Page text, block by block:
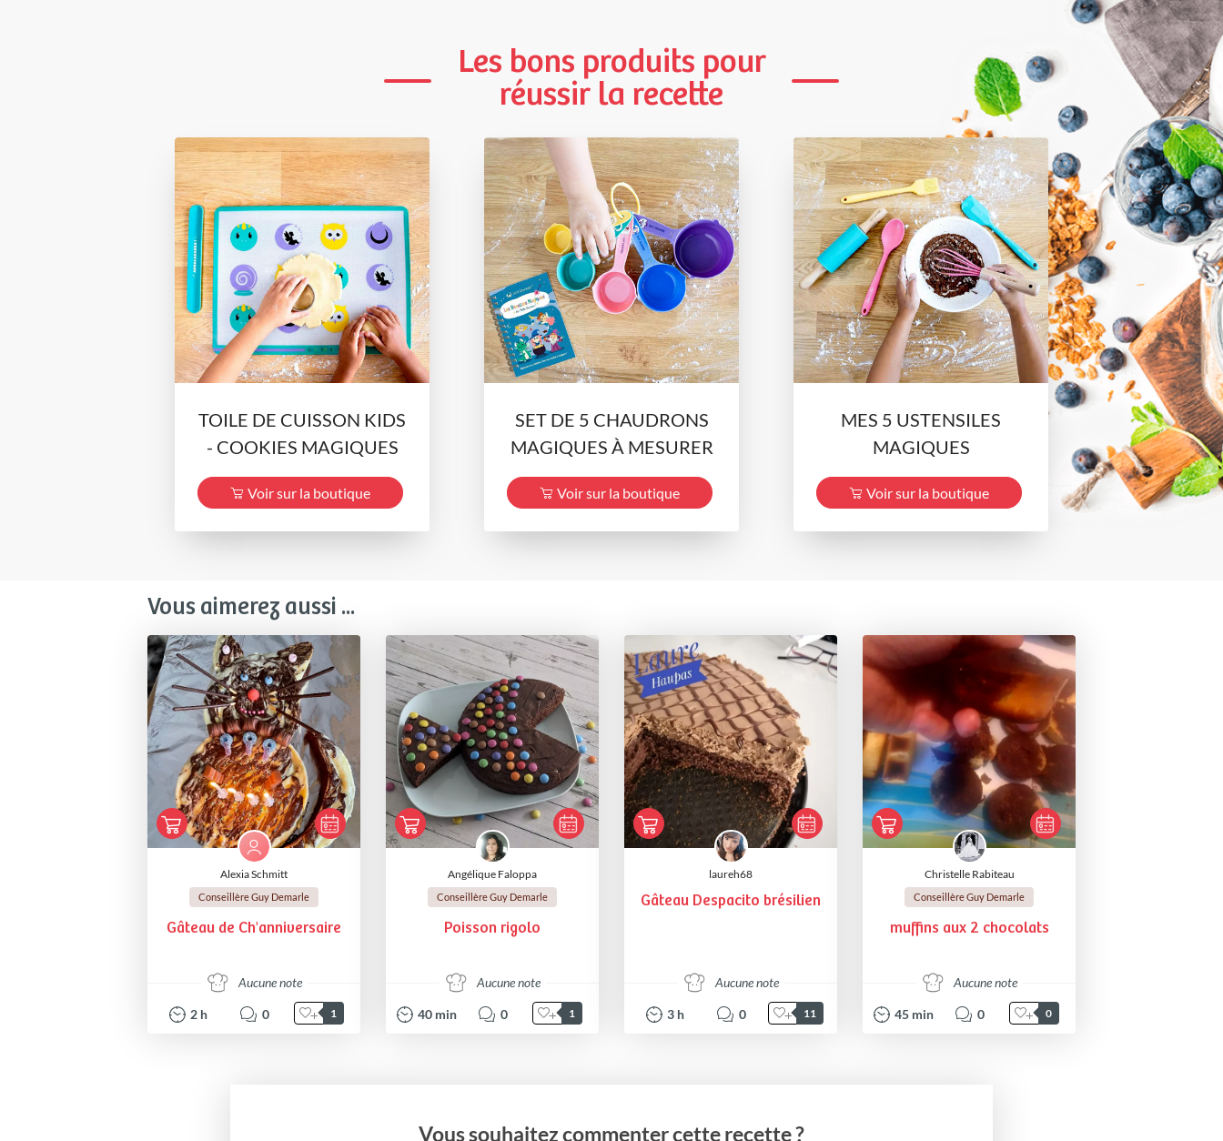
Les bons produits pour
réussir la recette
TOILE DE CUISSON KIDS
- COOKIES MAGIQUES
Voir sur la boutique
SET DE 5 CHAUDRONS
MAGIQUES À MESURER
Voir sur la boutique
MES 5 USTENSILES
MAGIQUES
Voir sur la boutique
Vous aimerez aussi ...
Alexia Schmitt
Conseillère Guy Demarle
Gâteau de Ch'anniversaire
Aucune note
2 h 0 1
Angélique Faloppa
Conseillère Guy Demarle
Poisson rigolo
Aucune note
40 min 0 1
laureh68
Gâteau Despacito brésilien
Aucune note
3 h 0 11
Christelle Rabiteau
Conseillère Guy Demarle
muffins aux 2 chocolats
Aucune note
45 min 0 0
Vous souhaitez commenter cette recette ?